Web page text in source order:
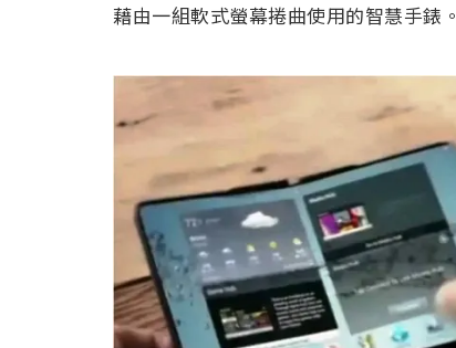
藉由一組軟式螢幕捲曲使用的智慧手錶。